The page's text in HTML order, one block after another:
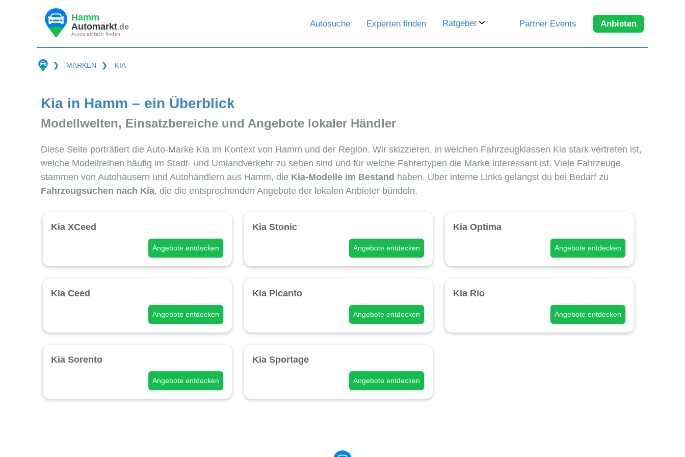
Hamm
Automarkt.de
Autos einfach finden
Autosuche Experten finden Ratgeber Partner Events Anbieten
❯ MARKEN ❯ KIA
Kia in Hamm – ein Überblick
Modellwelten, Einsatzbereiche und Angebote lokaler Händler
Diese Seite porträtiert die Auto-Marke Kia im Kontext von Hamm und der Region. Wir skizzieren, in welchen Fahrzeugklassen Kia stark vertreten ist,
welche Modellreihen häufig im Stadt- und Umlandverkehr zu sehen sind und für welche Fahrertypen die Marke interessant ist. Viele Fahrzeuge
stammen von Autohäusern und Autohändlern aus Hamm, die Kia-Modelle im Bestand haben. Über interne Links gelangst du bei Bedarf zu
Fahrzeugsuchen nach Kia, die die entsprechenden Angebote der lokalen Anbieter bündeln.
Kia XCeed
Angebote entdecken
Kia Stonic
Angebote entdecken
Kia Optima
Angebote entdecken
Kia Ceed
Angebote entdecken
Kia Picanto
Angebote entdecken
Kia Rio
Angebote entdecken
Kia Sorento
Angebote entdecken
Kia Sportage
Angebote entdecken